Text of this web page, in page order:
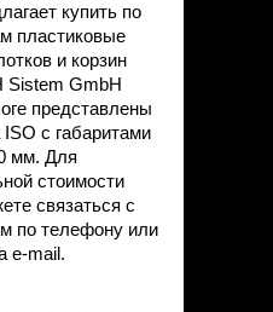
купить по
пластиковые
и корзин
Sistem GmbH
представлены
с габаритами
мм. Для
стоимости
связаться с
по телефону или
e-mail.